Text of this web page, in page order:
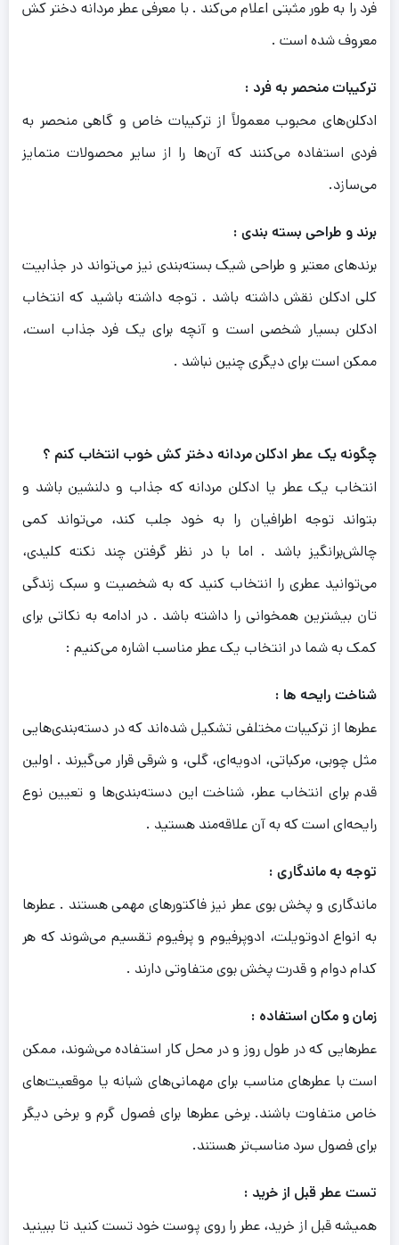
فرد را به طور مثبتی اعلام می‌کند . با معرفی عطر مردانه دختر کش
معروف شده است .
ترکیبات منحصر به فرد :
ادکلن‌های محبوب معمولاً از ترکیبات خاص و گاهی منحصر به
فردی استفاده می‌کنند که آن‌ها را از سایر محصولات متمایز
می‌سازد.
برند و طراحی بسته‌ بندی :
برندهای معتبر و طراحی شیک بسته‌بندی نیز می‌تواند در جذابیت
کلی ادکلن نقش داشته باشد . توجه داشته باشید که انتخاب
ادکلن بسیار شخصی است و آنچه برای یک فرد جذاب است،
ممکن است برای دیگری چنین نباشد .
چگونه یک عطر ادکلن مردانه دختر کش خوب انتخاب کنم ؟
انتخاب یک عطر یا ادکلن مردانه که جذاب و دلنشین باشد و
بتواند توجه اطرافیان را به خود جلب کند، می‌تواند کمی
چالش‌برانگیز باشد . اما با در نظر گرفتن چند نکته کلیدی،
می‌توانید عطری را انتخاب کنید که به شخصیت و سبک زندگی‌
تان بیشترین همخوانی را داشته باشد . در ادامه به نکاتی برای
کمک به شما در انتخاب یک عطر مناسب اشاره می‌کنیم :
شناخت رایحه‌ ها :
عطرها از ترکیبات مختلفی تشکیل شده‌اند که در دسته‌بندی‌هایی
مثل چوبی، مرکباتی، ادویه‌ای، گلی، و شرقی قرار می‌گیرند . اولین
قدم برای انتخاب عطر، شناخت این دسته‌بندی‌ها و تعیین نوع
رایحه‌ای است که به آن علاقه‌مند هستید .
توجه به ماندگاری :
ماندگاری و پخش بوی عطر نیز فاکتورهای مهمی هستند . عطرها
به انواع ادوتویلت، ادوپرفیوم و پرفیوم تقسیم می‌شوند که هر
کدام دوام و قدرت پخش بوی متفاوتی دارند .
زمان و مکان استفاده :
عطرهایی که در طول روز و در محل کار استفاده می‌شوند، ممکن
است با عطرهای مناسب برای مهمانی‌های شبانه یا موقعیت‌های
خاص متفاوت باشند. برخی عطرها برای فصول گرم و برخی دیگر
برای فصول سرد مناسب‌تر هستند.
تست عطر قبل از خرید :
همیشه قبل از خرید، عطر را روی پوست خود تست کنید تا ببینید